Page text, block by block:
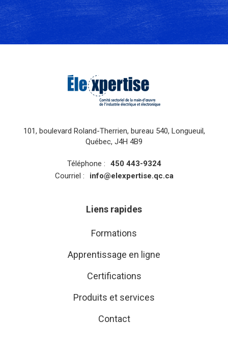
101, boulevard Roland-Therrien, bureau 540, Longueuil,
Québec, J4H 4B9
Téléphone :
450 443-9324
Courriel :
info@elexpertise.qc.ca
Liens rapides
Formations
Apprentissage en ligne
Certifications
Produits et services
Contact